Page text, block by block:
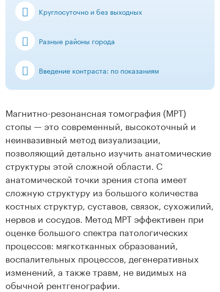
Круглосуточно и без выходных
Разные районы города
Введение контраста: по показаниям
Магнитно-резонансная томография (МРТ)
стопы — это современный, высокоточный и
неинвазивный метод визуализации,
позволяющий детально изучить анатомические
структуры этой сложной области. С
анатомической точки зрения стопа имеет
сложную структуру из большого количества
костных структур, суставов, связок, сухожилий,
нервов и сосудов. Метод МРТ эффективен при
оценке большого спектра патологических
процессов: мягкотканных образований,
воспалительных процессов, дегенеративных
изменений, а также травм, не видимых на
обычной рентгенографии.